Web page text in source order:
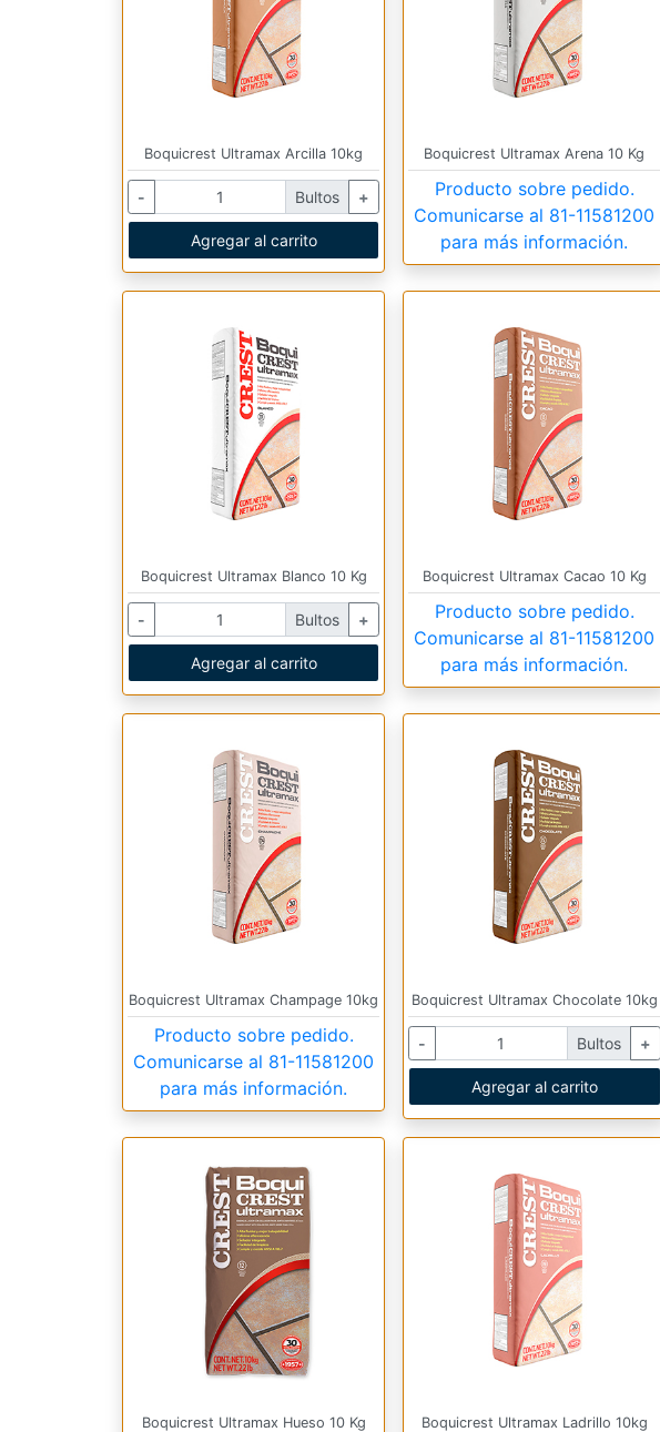
Boquicrest Ultramax Arcilla 10kg
- Bultos +
Agregar al carrito
Boquicrest Ultramax Arena 10 Kg
Producto sobre pedido.
Comunicarse al 81-11581200
para más información.
Boquicrest Ultramax Blanco 10 Kg
- Bultos +
Agregar al carrito
Boquicrest Ultramax Cacao 10 Kg
Producto sobre pedido.
Comunicarse al 81-11581200
para más información.
Boquicrest Ultramax Champage 10kg
Producto sobre pedido.
Comunicarse al 81-11581200
para más información.
Boquicrest Ultramax Chocolate 10kg
- Bultos +
Agregar al carrito
Boquicrest Ultramax Hueso 10 Kg Boquicrest Ultramax Ladrillo 10kg